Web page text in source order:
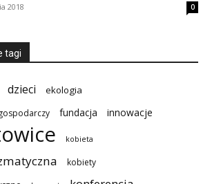
2018 0
tagi
dzieci ekologia
fundacja innowacje
kobieta
kobiety